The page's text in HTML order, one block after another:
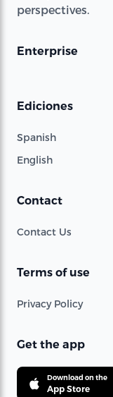
perspectives.
Enterprise
Ediciones
Spanish
English
Contact
Contact Us
Terms of use
Privacy Policy
Get the app
Download on the
App Store